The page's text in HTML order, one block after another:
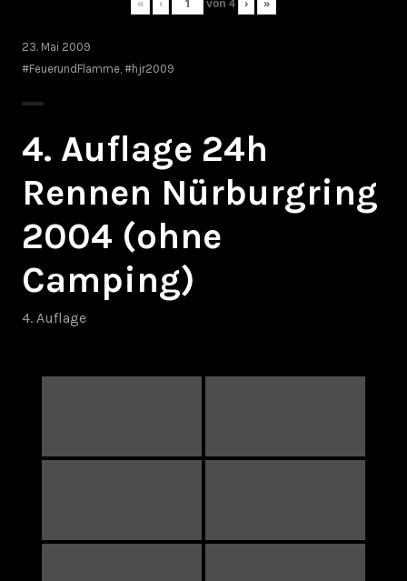
« ‹ von 4 › »
23. Mai 2009
#FeuerundFlamme #hjr2009
4. Auflage 24h
Rennen Nürburgring
2004 (ohne
Camping)
4. Auflage